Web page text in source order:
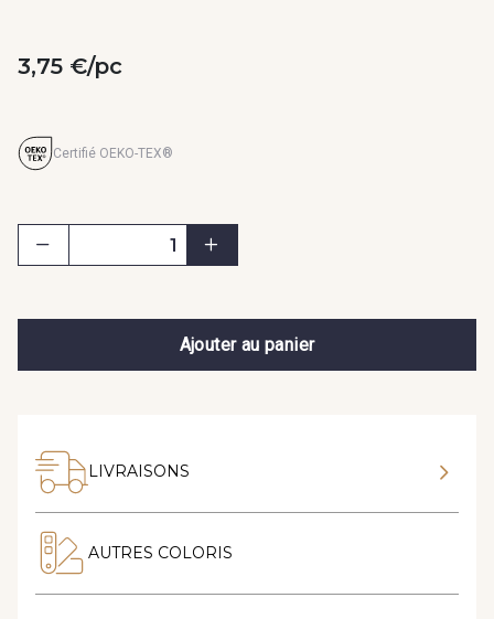
3,75 €/pc
Certifié OEKO-TEX®
Ajouter au panier
LIVRAISONS
AUTRES COLORIS